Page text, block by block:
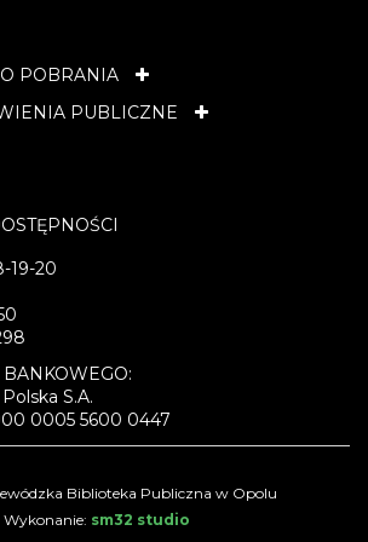
POBRANIA
PUBLICZNE
19-20
S.A.
0005 5600 0447
Biblioteka Publiczna w Opolu
Wykonanie: sm32 studio